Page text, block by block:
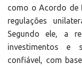
como o Acordo de
regulações
Segundo ele, a
investimentos e
confiável, com